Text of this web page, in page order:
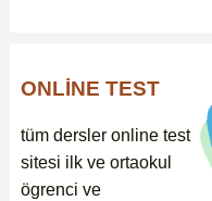
ONLİNE TEST
tüm dersler online test
sitesi ilk ve ortaokul
ögrenci ve